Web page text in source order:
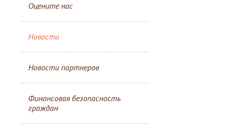
Оцените нас
Новости
Новости партнеров
Финансовая безопасность
граждан